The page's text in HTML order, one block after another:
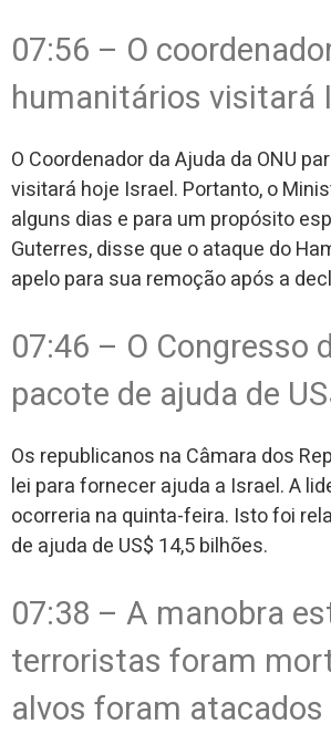
07:56 – O
humanitários visitará
O Coordenador da Ajuda da ONU
visitará hoje Israel. Portanto, o
alguns dias e para um propósito
Guterres, disse que o ataque do
apelo para sua remoção após a
07:46 – O Congresso
pacote de ajuda de
Os republicanos na Câmara dos
lei para fornecer ajuda a Israel. A
ocorreria na quinta-feira. Isto foi
de ajuda de US$ 14,5 bilhões.
07:38 – A manobra
terroristas foram
alvos foram atacados